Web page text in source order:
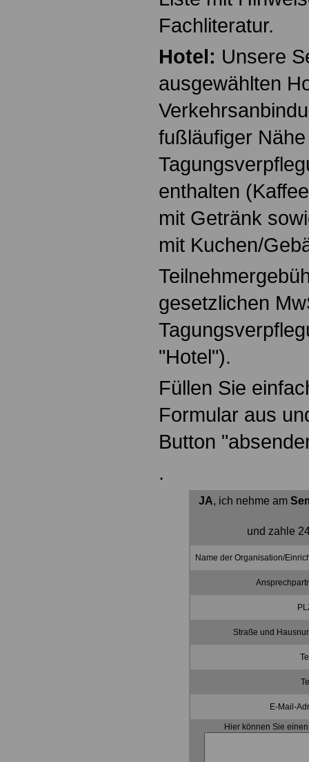
Fachliteratur.
Hotel: Unsere
ausgewählten
fußläufiger
enthalten
mit Getränk
mit Kuchen/
gesetzlichen
"Hotel").
Füllen Sie
Formular aus
Button
.
JA, ich nehme am
und zahle
Name der Organisation/
Straße und
E-Mail-
Hier können Sie